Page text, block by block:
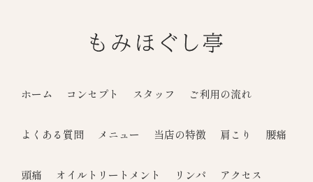
ホーム コンセプト スタッフ ご利用の流れ
よくある質問 メニュー 当店の特徴 肩こり 腰痛
頭痛 オイルトリートメント リンパ アクセス